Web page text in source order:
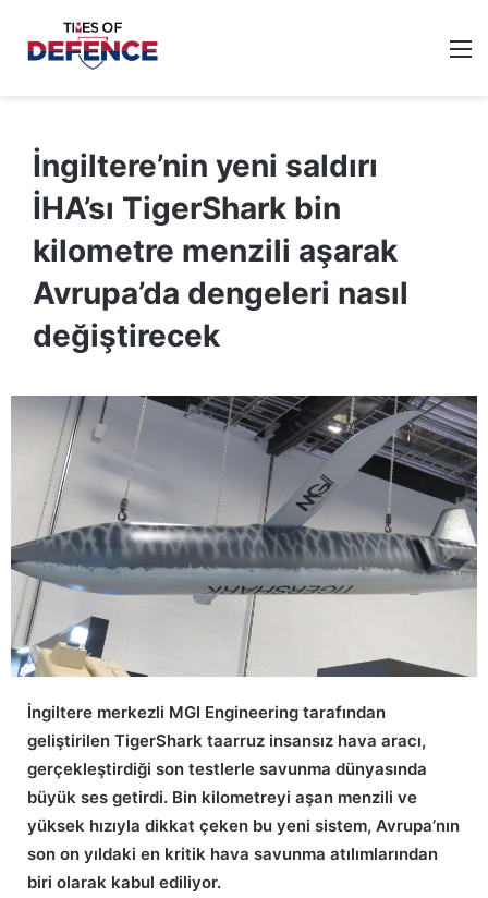
İngiltere’nin yeni saldırı
İHA’sı TigerShark bin
kilometre menzili aşarak
Avrupa’da dengeleri nasıl
değiştirecek
İngiltere merkezli MGI Engineering tarafından
geliştirilen TigerShark taarruz insansız hava aracı,
gerçekleştirdiği son testlerle savunma dünyasında
büyük ses getirdi. Bin kilometreyi aşan menzili ve
yüksek hızıyla dikkat çeken bu yeni sistem, Avrupa’nın
son on yıldaki en kritik hava savunma atılımlarından
biri olarak kabul ediliyor.